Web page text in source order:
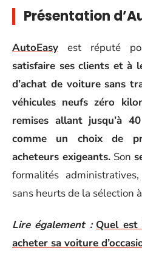
Présentation
AutoEasy est réputé
satisfaire ses clients et à
d’achat de voiture sans
véhicules neufs zéro
remises allant jusqu’à
comme un choix de
acheteurs exigeants.Son
formalités
sans heurts de la sélection
Lire également : Quel
acheter sa voiture